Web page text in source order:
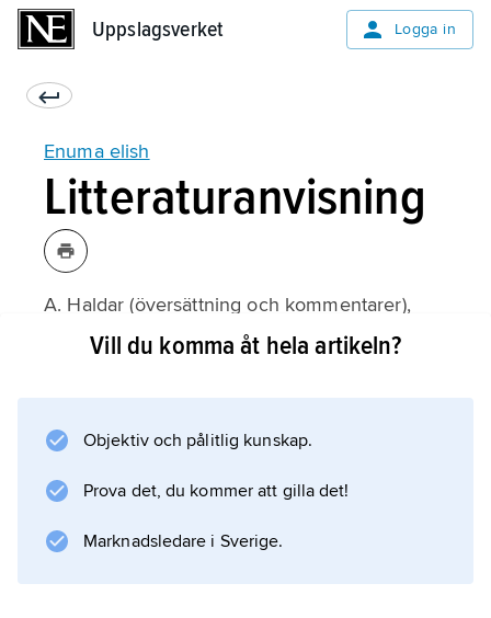
Uppslagsverket Logga in
Enuma elish
Litteraturanvisning
A. Haldar (översättning och kommentarer),
Det babyloniska skapelseeposet enuma elish
Vill du komma åt hela artikeln?
Objektiv och pålitlig kunskap.
Prova det, du kommer att gilla det!
Marknadsledare i Sverige.